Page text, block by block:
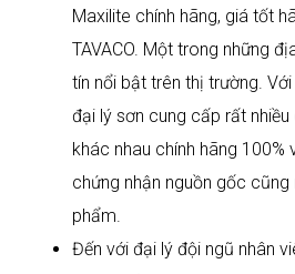
Maxilite chính hãng, giá tốt
TAVACO. Một trong những
tín nổi bật trên thị trường.
đại lý sơn cung cấp rất
khác nhau chính hãng 100%
chứng nhận nguồn gốc
phẩm.
Đến với đại lý đội ngũ nhân